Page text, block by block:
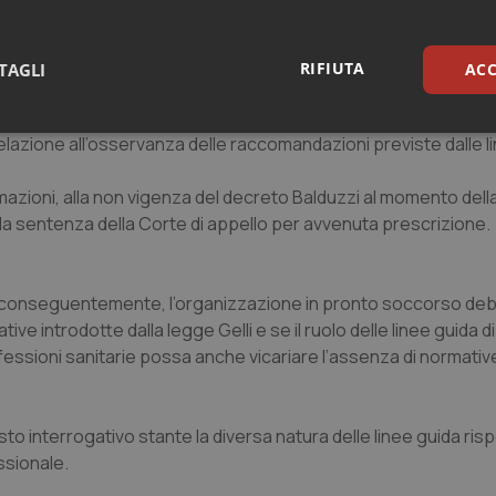
dell’infermiere e la morte del paziente che può essere
l’astanteria del pronto soccorso. Dal punto di vista
un diverso esito delle sorti del paziente.
l’osservanza delle linee guida prevista dal decreto
all’osservanza delle raccomandazioni previste dalle
alla non vigenza del decreto Balduzzi al momento
sentenza della Corte di appello per avvenuta prescrizione.
l’organizzazione in pronto soccorso
introdotte dalla legge Gelli e se il ruolo delle linee guida
sanitarie possa anche vicariare l’assenza di
interrogativo stante la diversa natura delle linee guida
RIFIUTA
Statistici
a rendere fruibile il sito web abilitandone funzionalità di base quali la
del sito. Il sito web non è in grado di funzionare correttamente senza questi
.youtube.com
settimane
scelte di consenso e privacy
interazione con il sito. Registra i